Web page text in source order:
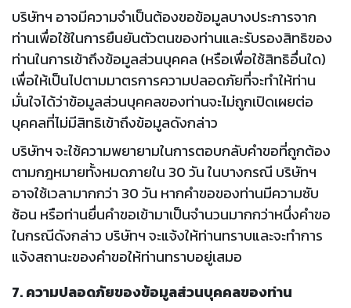
บริษัทฯ อาจมีความจำเป็นต้องขอข้อมูลบางประการจาก
ท่านเพื่อใช้ในการยืนยันตัวตนของท่านและรับรองสิทธิของ
ท่านในการเข้าถึงข้อมูลส่วนบุคคล (หรือเพื่อใช้สิทธิอื่นใด)
เพื่อให้เป็นไปตามมาตรการความปลอดภัยที่จะทำให้ท่าน
มั่นใจได้ว่าข้อมูลส่วนบุคคลของท่านจะไม่ถูกเปิดเผยต่อ
บุคคลที่ไม่มีสิทธิเข้าถึงข้อมูลดังกล่าว
บริษัทฯ จะใช้ความพยายามในการตอบกลับคำขอที่ถูกต้อง
ตามกฎหมายทั้งหมดภายใน 30 วัน ในบางกรณี บริษัทฯ
อาจใช้เวลามากกว่า 30 วัน หากคำขอของท่านมีความซับ
ซ้อน หรือท่านยื่นคำขอเข้ามาเป็นจำนวนมากกว่าหนึ่งคำขอ
ในกรณีดังกล่าว บริษัทฯ จะแจ้งให้ท่านทราบและจะทำการ
แจ้งสถานะของคำขอให้ท่านทราบอยู่เสมอ
7. ความปลอดภัยของข้อมูลส่วนบุคคลของท่าน